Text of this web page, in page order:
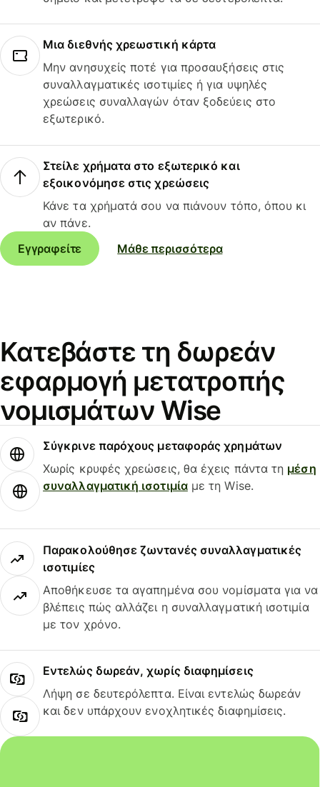
Μια διεθνής χρεωστική κάρτα
Μην ανησυχείς ποτέ για προσαυξήσεις στις
συναλλαγματικές ισοτιμίες ή για υψηλές
χρεώσεις συναλλαγών όταν ξοδεύεις στο
εξωτερικό.
Στείλε χρήματα στο εξωτερικό και
εξοικονόμησε στις χρεώσεις
Κάνε τα χρήματά σου να πιάνουν τόπο, όπου κι
αν πάνε.
Εγγραφείτε
Μάθε περισσότερα
Κατεβάστε τη δωρεάν
εφαρμογή μετατροπής
νομισμάτων Wise
Σύγκρινε παρόχους μεταφοράς χρημάτων
Χωρίς κρυφές χρεώσεις, θα έχεις πάντα τη μέση
συναλλαγματική ισοτιμίαμε τη Wise.
Παρακολούθησε ζωντανές συναλλαγματικές
ισοτιμίες
Αποθήκευσε τα αγαπημένα σου νομίσματα για να
βλέπεις πώς αλλάζει η συναλλαγματική ισοτιμία
με τον χρόνο.
Εντελώς δωρεάν, χωρίς διαφημίσεις
Λήψη σε δευτερόλεπτα. Είναι εντελώς δωρεάν
και δεν υπάρχουν ενοχλητικές διαφημίσεις.